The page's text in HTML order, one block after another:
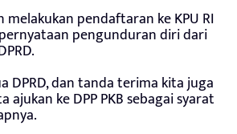
melakukan pendaftaran ke KPU RI
pengunduran diri dari
DPRD, dan tanda terima kita juga
ke DPP PKB sebagai syarat